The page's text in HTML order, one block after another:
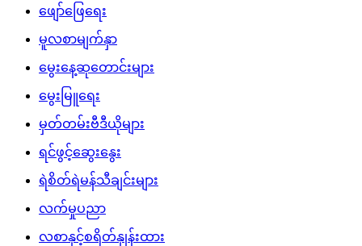
ဖျော်ဖြေရေး
မူလစာမျက်နှာ
မွေးနေ့ဆုတောင်းများ
မွေးမြူရေး
မှတ်တမ်းဗီဒီယိုများ
ရင်ဖွင့်ဆွေးနွေး
ရဲစိတ်ရဲမန်သီချင်းများ
လက်မှုပညာ
လစာနှင့်စရိတ်နှုန်းထား